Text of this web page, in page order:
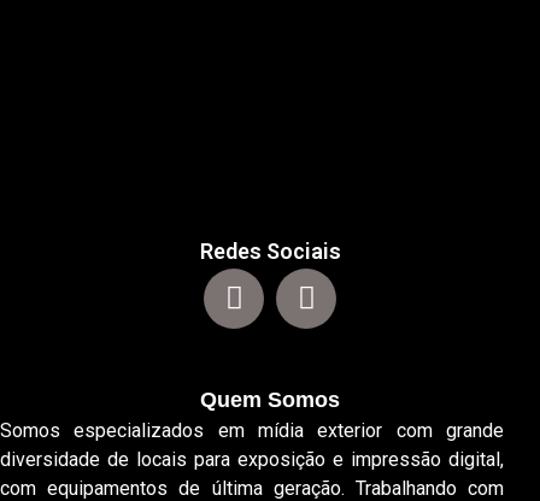
Redes Sociais
Quem Somos
Somos especializados em mídia exterior com grande
diversidade de locais para exposição e impressão digital,
com equipamentos de última geração. Trabalhando com